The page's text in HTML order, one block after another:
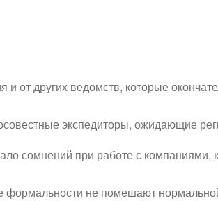
от других ведомств, которые
экспедиторы, ожидающие
сомнений при работе с компаниями,
формальности не помешают